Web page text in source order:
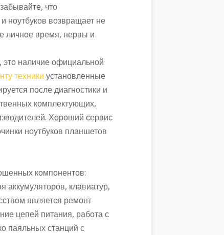
что
ноутбуков возвращает не
личное время, нервы и
наличие официальной
техники установленные
после диагностики и
комплектующих,
Хороший сервис
ноутбуков планшетов
компонентов:
аккумуляторов, клавиатур,
является ремонт
цепей питания, работа с
паяльных станций с